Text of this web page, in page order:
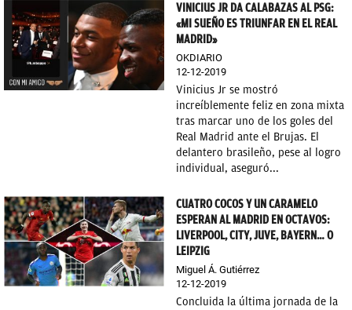
VINICIUS JR DA CALABAZAS AL PSG:
«MI SUEÑO ES TRIUNFAR EN EL REAL
MADRID»
OKDIARIO
12-12-2019
Vinicius Jr se mostró
increíblemente feliz en zona mixta
tras marcar uno de los goles del
Real Madrid ante el Brujas. El
delantero brasileño, pese al logro
individual, aseguró...
CUATRO COCOS Y UN CARAMELO
ESPERAN AL MADRID EN OCTAVOS:
LIVERPOOL, CITY, JUVE, BAYERN… O
LEIPZIG
Miguel Á. Gutiérrez
12-12-2019
Concluida la última jornada de la